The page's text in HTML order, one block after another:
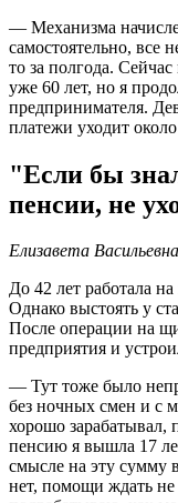
— Механизма
самостоятельно, все
то за полгода.
уже 60 лет, но я
предпринимателя.
платежи уходит
"Если бы
пенсии, не
Елизавета
До 42 лет работала
Однако выстоять у
После операции на
предприятия и
— Тут тоже было
без ночных смен и с
хорошо зарабатывал,
пенсию я вышла 17
смысле на эту сумму
нет, помощи ждать не